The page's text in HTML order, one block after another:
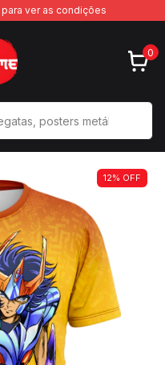
ver as condições
0
12% OFF